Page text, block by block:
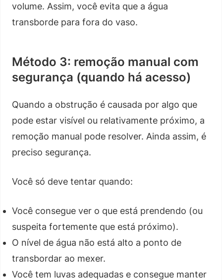
volume. Assim, você evita que a água
transborde para fora do vaso.
Método 3: remoção manual com
segurança (quando há acesso)
Quando a obstrução é causada por algo que
pode estar visível ou relativamente próximo, a
remoção manual pode resolver. Ainda assim, é
preciso segurança.
Você só deve tentar quando:
Você consegue ver o que está prendendo (ou
suspeita fortemente que está próximo).
O nível de água não está alto a ponto de
transbordar ao mexer.
Você tem luvas adequadas e consegue manter